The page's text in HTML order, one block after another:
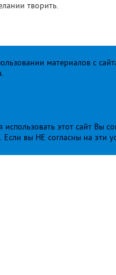
творить.
материалов с
этот сайт Вы
. Если вы НЕ согласны на эти